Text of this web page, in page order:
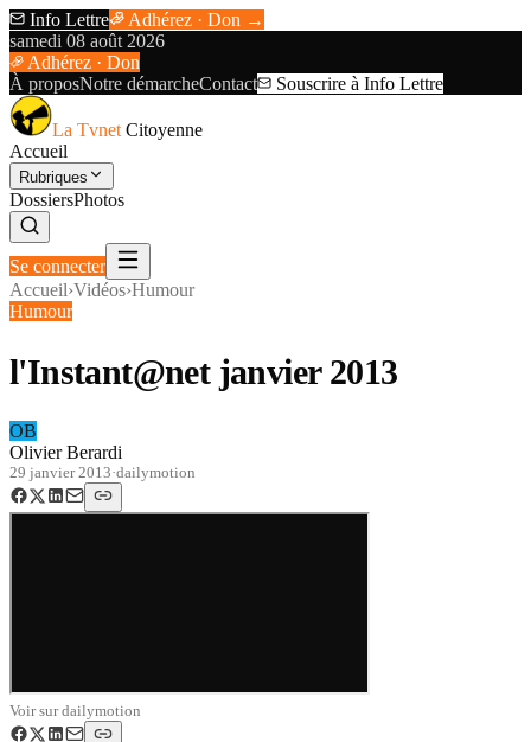
Info Lettre
Adhérez · Don →
samedi 08 août 2026
Adhérez · Don
À proposNotre démarcheContact Souscrire à Info Lettre
La Tvnet Citoyenne
Accueil
Rubriques
DossiersPhotos
Se connecter
Accueil›Vidéos›Humour
Humour
l'Instant@net janvier 2013
OB
Olivier Berardi
29 janvier 2013·dailymotion
Voir surdailymotion